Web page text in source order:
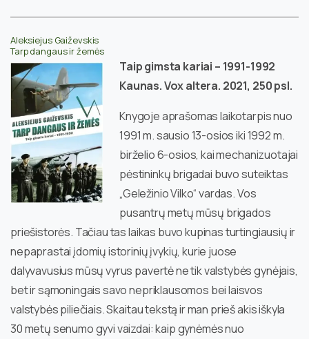
Aleksiejus Gaiževskis
Tarp dangaus ir žemės
Taip gimsta kariai – 1991-1992
Kaunas. Vox altera. 2021, 250 psl.
Knygoje aprašomas laikotarpis nuo
1991 m. sausio 13-osios iki 1992 m.
birželio 6-osios, kai mechanizuotajai
pėstininkų brigadai buvo suteiktas
„Geležinio Vilko“ vardas. Vos
pusantrų metų mūsų brigados
priešistorės. Tačiau tas laikas buvo kupinas turtingiausių ir
nepaprastai įdomių istorinių įvykių, kurie juose
dalyvavusius mūsų vyrus pavertė ne tik valstybės gynėjais,
bet ir sąmoningais savo nepriklausomos bei laisvos
valstybės piliečiais. Skaitau tekstą ir man prieš akis iškyla
30 metų senumo gyvi vaizdai: kaip gynėmės nuo